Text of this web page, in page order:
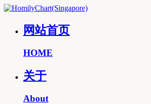
网站首页
HOME
关于
About